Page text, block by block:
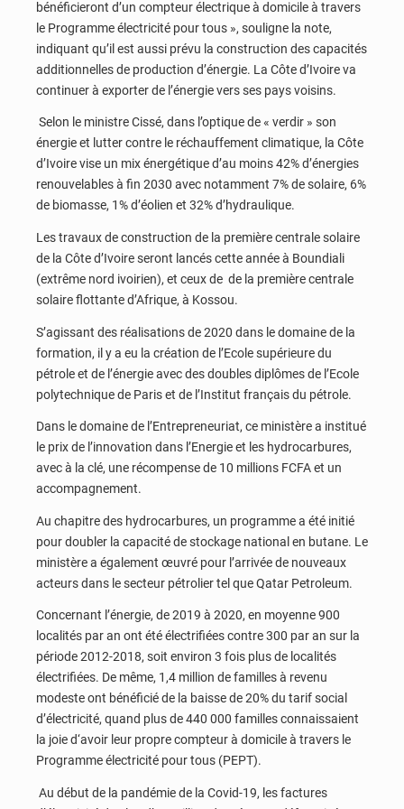
bénéficieront d’un compteur électrique à domicile à travers
le Programme électricité pour tous », souligne la note,
indiquant qu’il est aussi prévu la construction des capacités
additionnelles de production d’énergie. La Côte d’Ivoire va
continuer à exporter de l’énergie vers ses pays voisins.
Selon le ministre Cissé, dans l’optique de « verdir » son
énergie et lutter contre le réchauffement climatique, la Côte
d’Ivoire vise un mix énergétique d’au moins 42% d’énergies
renouvelables à fin 2030 avec notamment 7% de solaire, 6%
de biomasse, 1% d’éolien et 32% d’hydraulique.
Les travaux de construction de la première centrale solaire
de la Côte d’Ivoire seront lancés cette année à Boundiali
(extrême nord ivoirien), et ceux de de la première centrale
solaire flottante d’Afrique, à Kossou.
S’agissant des réalisations de 2020 dans le domaine de la
formation, il y a eu la création de l’Ecole supérieure du
pétrole et de l’énergie avec des doubles diplômes de l’Ecole
polytechnique de Paris et de l’Institut français du pétrole.
Dans le domaine de l’Entrepreneuriat, ce ministère a institué
le prix de l’innovation dans l’Energie et les hydrocarbures,
avec à la clé, une récompense de 10 millions FCFA et un
accompagnement.
Au chapitre des hydrocarbures, un programme a été initié
pour doubler la capacité de stockage national en butane. Le
ministère a également œuvré pour l’arrivée de nouveaux
acteurs dans le secteur pétrolier tel que Qatar Petroleum.
Concernant l’énergie, de 2019 à 2020, en moyenne 900
localités par an ont été électrifiées contre 300 par an sur la
période 2012-2018, soit environ 3 fois plus de localités
électrifiées. De même, 1,4 million de familles à revenu
modeste ont bénéficié de la baisse de 20% du tarif social
d’électricité, quand plus de 440 000 familles connaissaient
la joie d‘avoir leur propre compteur à domicile à travers le
Programme électricité pour tous (PEPT).
Au début de la pandémie de la Covid-19, les factures